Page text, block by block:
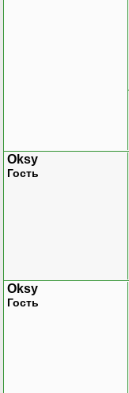
Oksy
Гость
Oksy
Гость